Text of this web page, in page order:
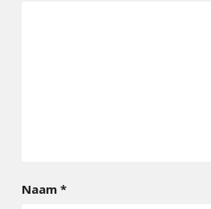
Naam *